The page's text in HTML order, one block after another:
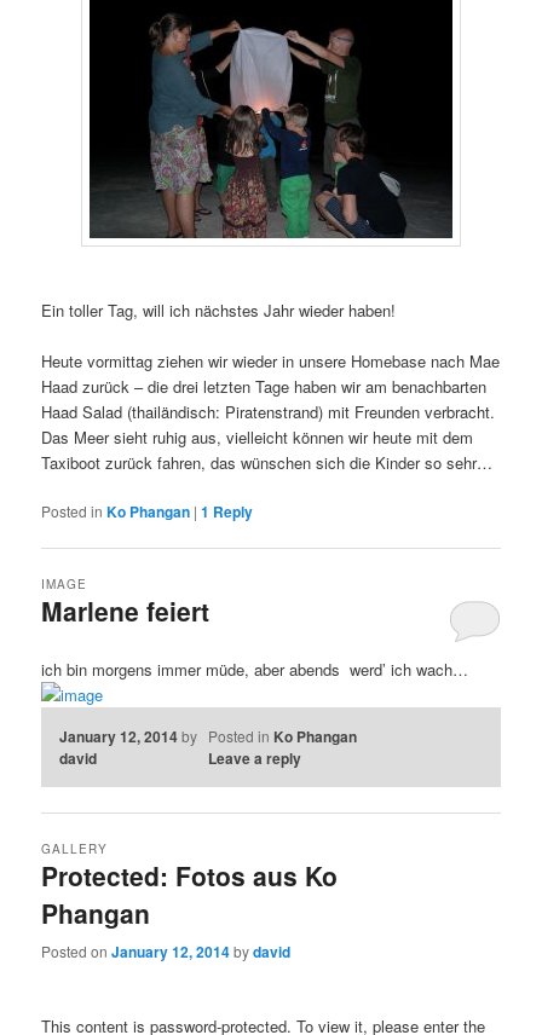
Ein toller Tag, will ich nächstes Jahr wieder haben!
Heute vormittag ziehen wir wieder in unsere Homebase nach Mae
Haad zurück – die drei letzten Tage haben wir am benachbarten
Haad Salad (thailändisch: Piratenstrand) mit Freunden verbracht.
Das Meer sieht ruhig aus, vielleicht können wir heute mit dem
Taxiboot zurück fahren, das wünschen sich die Kinder so sehr…
Posted in Ko Phangan |1 Reply
Marlene feiert
IMAGE
ich bin morgens immer müde, aber abends werd’ ich wach…
January 12, 2014by
david
Posted in Ko Phangan
Leave a reply
Protected: Fotos aus Ko
Phangan
GALLERY
Posted onJanuary 12, 2014bydavid
This content is password-protected. To view it, please enter the